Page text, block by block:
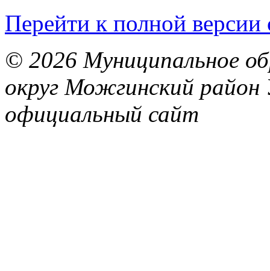
Перейти к полной версии
© 2026 Муниципальное
округ Можгинский район
официальный сайт